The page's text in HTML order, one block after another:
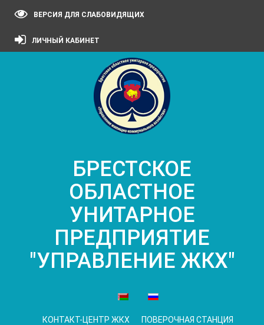
ВЕРСИЯ ДЛЯ СЛАБОВИДЯЩИХ
ЛИЧНЫЙ КАБИНЕТ
БРЕСТСКОЕ
ОБЛАСТНОЕ
УНИТАРНОЕ
ПРЕДПРИЯТИЕ
"УПРАВЛЕНИЕ ЖКХ"
КОНТАКТ-ЦЕНТР ЖКХ
ПОВЕРОЧНАЯ СТАНЦИЯ